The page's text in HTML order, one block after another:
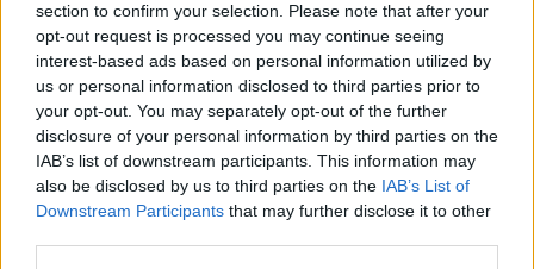
section to confirm your selection. Please note that after your
opt-out request is processed you may continue seeing
interest-based ads based on personal information utilized by
us or personal information disclosed to third parties prior to
your opt-out. You may separately opt-out of the further
disclosure of your personal information by third parties on the
IAB’s list of downstream participants. This information may
also be disclosed by us to third parties on the IAB’s List of
Downstream Participants that may further disclose it to other